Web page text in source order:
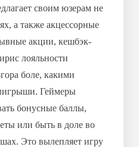
своим юзерам не
а также акцессорные
акции, кешбэк-
лояльности
боле, какими
Геймеры
бонусные баллы,
или быть в доле во
Это вылепляет игру